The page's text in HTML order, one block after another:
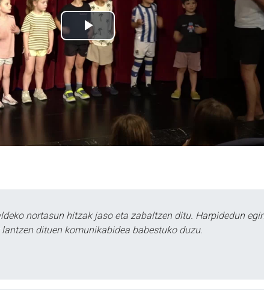
nortasun hitzak jaso eta zabaltzen ditu. Harpidedun
dituen komunikabidea babestuko duzu.